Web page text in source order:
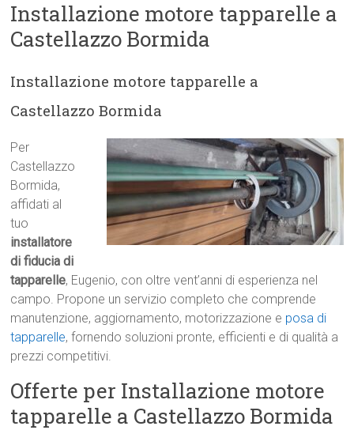
Installazione motore tapparelle a
Castellazzo Bormida
Installazione motore tapparelle a
Castellazzo Bormida
Per
Castellazzo
Bormida,
affidati al
tuo
installatore
di fiducia di
tapparelle, Eugenio, con oltre vent’anni di esperienza nel
campo. Propone un servizio completo che comprende
manutenzione, aggiornamento, motorizzazione e posa di
tapparelle, fornendo soluzioni pronte, efficienti e di qualità a
prezzi competitivi.
Offerte per Installazione motore
tapparelle a Castellazzo Bormida